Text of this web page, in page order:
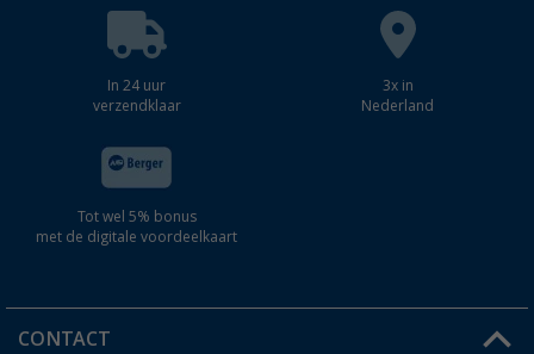
In 24 uur
verzendklaar
3x in
Nederland
Tot wel 5% bonus
met de digitale voordeelkaart
CONTACT